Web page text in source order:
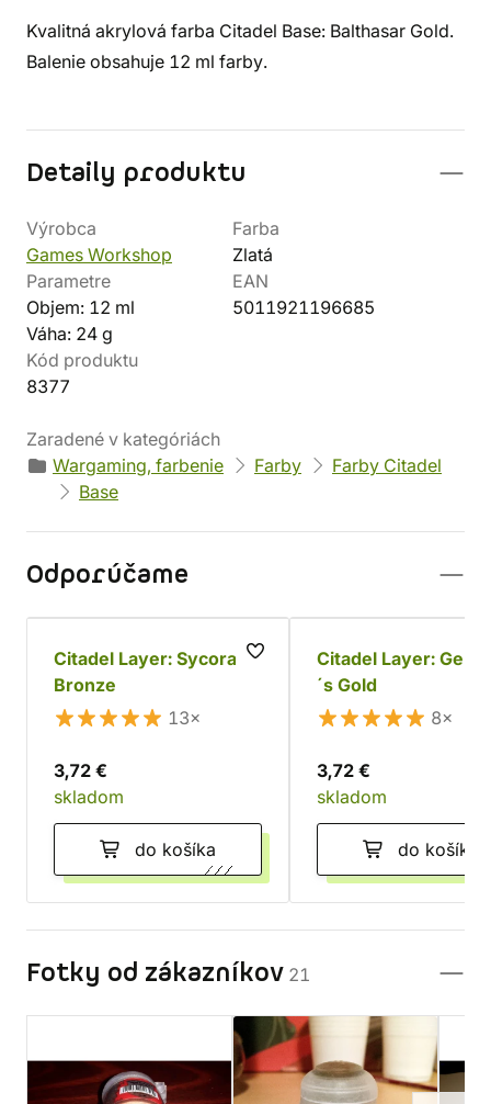
Kvalitná akrylová farba Citadel Base: Balthasar Gold.
Balenie obsahuje 12 ml farby.
Detaily produktu
Výrobca
Games Workshop
Farba
Zlatá
Parametre
Objem: 12 ml
Váha: 24 g
EAN
5011921196685
Kód produktu
8377
Zaradené v kategóriách
Wargaming, farbenie
Farby
Farby Citadel
Base
Odporúčame
Citadel Layer: Sycorax
Bronze
13×
3,72 €
skladom
do košíka
Citadel Layer:
´s Gold
8×
3,72 €
skladom
do košíka
Fotky od zákazníkov 21